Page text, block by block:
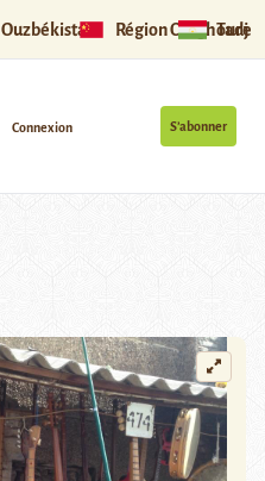
Ouzbékistan Région Ouïghoure
S’abonner
Connexion